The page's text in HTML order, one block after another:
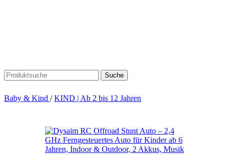
Suche
Baby & Kind / KIND | Ab 2 bis 12 Jahren